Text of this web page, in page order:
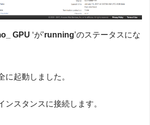
GPU ‘が’running’のステータスにな
に起動しました。
ンスタンスに接続します。